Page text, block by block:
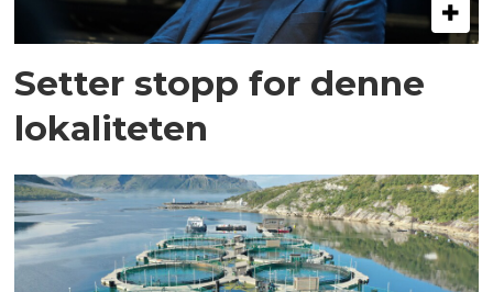
Setter stopp for denne
lokaliteten